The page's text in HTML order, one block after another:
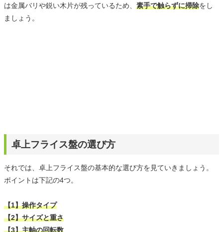
は金属バリや鋭い木片が残っているため、 素手で触らずに掃除をし
ましょう。
卓上フライス盤の選び方
それでは、卓上フライス盤の基本的な選び方を見ていきましょう。
ポイントは下記の4つ。
【1】操作タイプ
【2】サイズと重さ
【3】主軸の回転数